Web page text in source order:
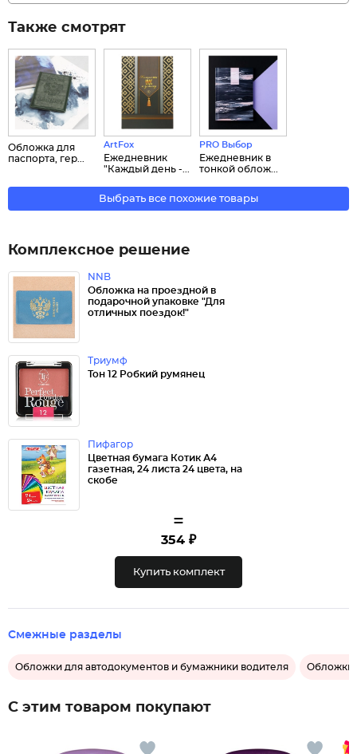
Также смотрят
Обложка для
паспорта, гер...
ArtFox
Ежедневник
"Каждый день -...
PRO Выбор
Ежедневник в
тонкой облож...
Выбрать все похожие товары
Комплексное решение
NNB
Обложка на проездной в
подарочной упаковке "Для
отличных поездок!"
Триумф
Тон 12 Робкий румянец
Пифагор
Цветная бумага Котик А4
газетная, 24 листа 24 цвета, на
скобе
=
354 ₽
Купить комплект
Смежные разделы
Обложки для автодокументов и бумажники водителя Обложки
С этим товаром покупают